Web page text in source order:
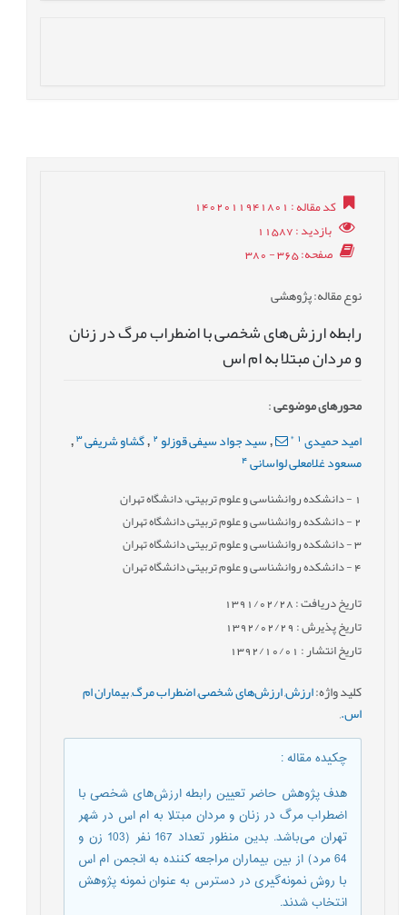
کد مقاله: 1402011941801
بازدید: 11587
صفحه: 365 - 380
نوع مقاله: پژوهشی
رابطه ارزش‌های شخصی با اضطراب مرگ در زنان
و مردان مبتلا به ام اس
محورهای موضوعی:
امید حمیدی *
,سید جواد سیفی قوزلو2
, گشاو شریفی 3
,
مسعود غلامعلی لواسانی 4
- دانشکده روانشناسی و علوم تربیتی، دانشگاه تهران
2- دانشکده روانشناسی و علوم تربیتی دانشگاه تهران
3- دانشکده روانشناسی و علوم تربیتی دانشگاه تهران
4- دانشکده روانشناسی و علوم تربیتی دانشگاه تهران
تاریخ دریافت : 1391/02/28
تاریخ پذیرش : 1392/02/29
تاریخ انتشار : 1392/10/01
کلید واژه:ارزش,ارزش‌های شخصی,اضطراب مرگ,بیماران ام
اس.,
چکیده مقاله:
هدف پژوهش حاضر تعیین رابطه ارزش‌های شخصی با
اضطراب مرگ در زنان و مردان مبتلا به ام اس در شهر
تهران می‌باشد. بدین منظور تعداد 167 نفر (103 زن و
64 مرد) از بین بیماران مراجعه کننده به انجمن ام اس
با روش نمونه‌گیری در دسترس به عنوان نمونه پژوهش
انتخاب شدند.